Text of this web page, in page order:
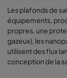
Les plafonds de
équipements,
propres, une
gazeux), les
utilisent des flux
conception de la